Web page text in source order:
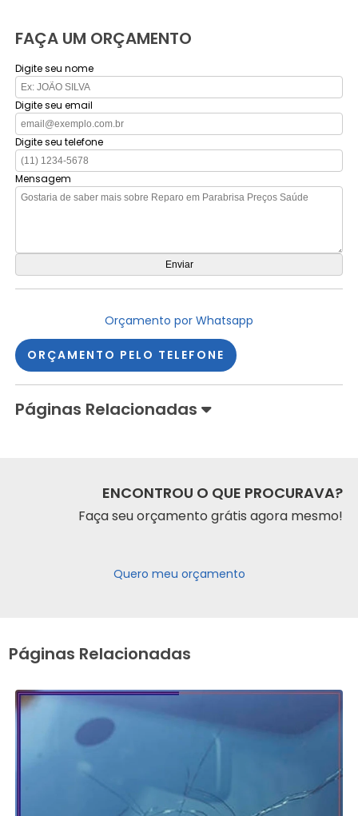
FAÇA UM ORÇAMENTO
Digite seu nome
Digite seu email
Digite seu telefone
Mensagem
Orçamento por Whatsapp
ORÇAMENTO PELO TELEFONE
Páginas Relacionadas
ENCONTROU O QUE PROCURAVA?
Faça seu orçamento grátis agora mesmo!
Quero meu orçamento
Páginas Relacionadas